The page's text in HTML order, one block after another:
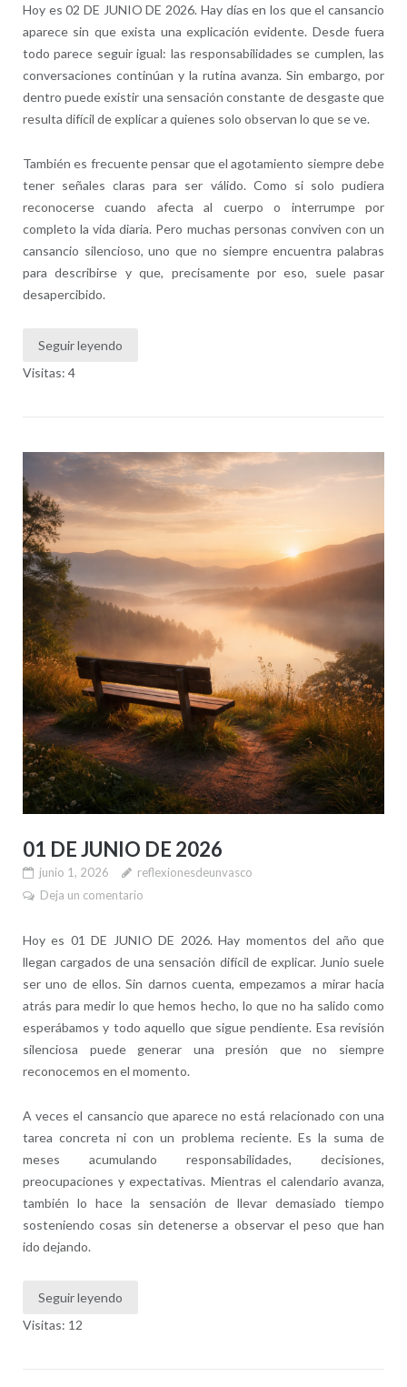
Hoy es 02 DE JUNIO DE 2026. Hay días en los que el cansancio
aparece sin que exista una explicación evidente. Desde fuera
todo parece seguir igual: las responsabilidades se cumplen, las
conversaciones continúan y la rutina avanza. Sin embargo, por
dentro puede existir una sensación constante de desgaste que
resulta difícil de explicar a quienes solo observan lo que se ve.
También es frecuente pensar que el agotamiento siempre debe
tener señales claras para ser válido. Como si solo pudiera
reconocerse cuando afecta al cuerpo o interrumpe por
completo la vida diaria. Pero muchas personas conviven con un
cansancio silencioso, uno que no siempre encuentra palabras
para describirse y que, precisamente por eso, suele pasar
desapercibido.
Seguir leyendo
Visitas: 4
01 DE JUNIO DE 2026
junio 1, 2026
reflexionesdeunvasco
Deja un comentario
Hoy es 01 DE JUNIO DE 2026. Hay momentos del año que
llegan cargados de una sensación difícil de explicar. Junio suele
ser uno de ellos. Sin darnos cuenta, empezamos a mirar hacia
atrás para medir lo que hemos hecho, lo que no ha salido como
esperábamos y todo aquello que sigue pendiente. Esa revisión
silenciosa puede generar una presión que no siempre
reconocemos en el momento.
A veces el cansancio que aparece no está relacionado con una
tarea concreta ni con un problema reciente. Es la suma de
meses acumulando responsabilidades, decisiones,
preocupaciones y expectativas. Mientras el calendario avanza,
también lo hace la sensación de llevar demasiado tiempo
sosteniendo cosas sin detenerse a observar el peso que han
ido dejando.
Seguir leyendo
Visitas: 12